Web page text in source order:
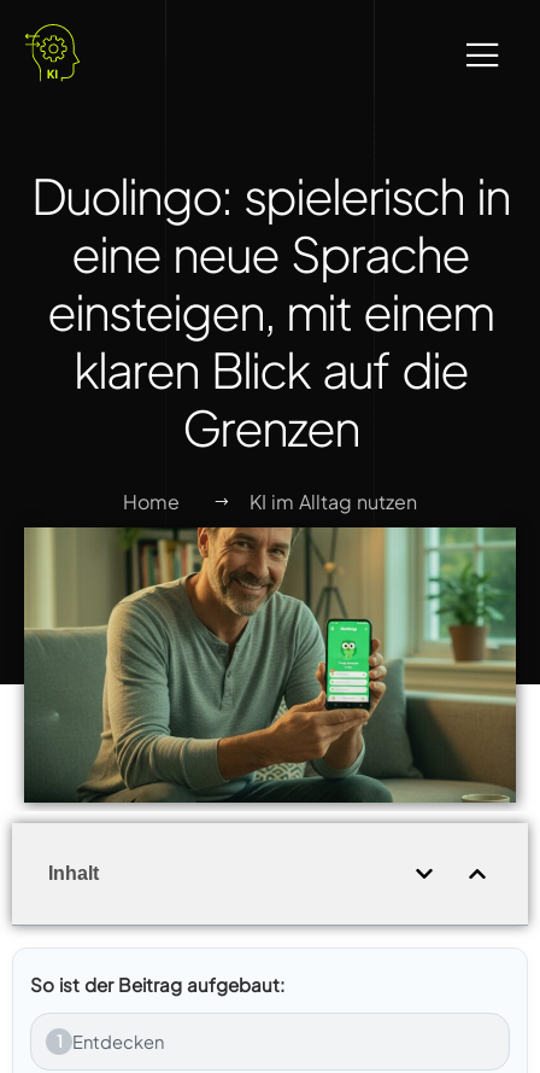
Duolingo: spielerisch in
eine neue Sprache
einsteigen, mit einem
klaren Blick auf die
Grenzen
Home KI im Alltag nutzen
Inhalt
So ist der Beitrag aufgebaut:
1 Entdecken